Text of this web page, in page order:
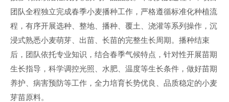
团队全程独立完成春季小麦播种工作，严格遵循标准化种植流
程，有序开展选种、整地、播种、覆土、浇灌等系列操作，沉
浸式熟悉小麦萌芽、出苗、长苗的完整生长周期。播种结束
后，团队依托专业知识，结合春季气候特点，针对性开展苗期
生长指导，科学调控光照、水肥、温度等生长条件，做好苗期
养护、病害预防等工作，全力培育长势优良、品质稳定的小麦
芽苗原料。